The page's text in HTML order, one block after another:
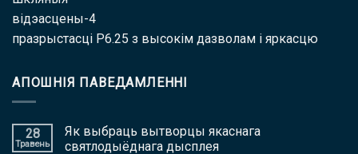
празрыстасці P6.25 з высокім дазволам і яркасцю
АПОШНІЯ ПАВЕДАМЛЕННІ
28
Травень
Як выбраць вытворцы якаснага
святлодыёднага дысплея